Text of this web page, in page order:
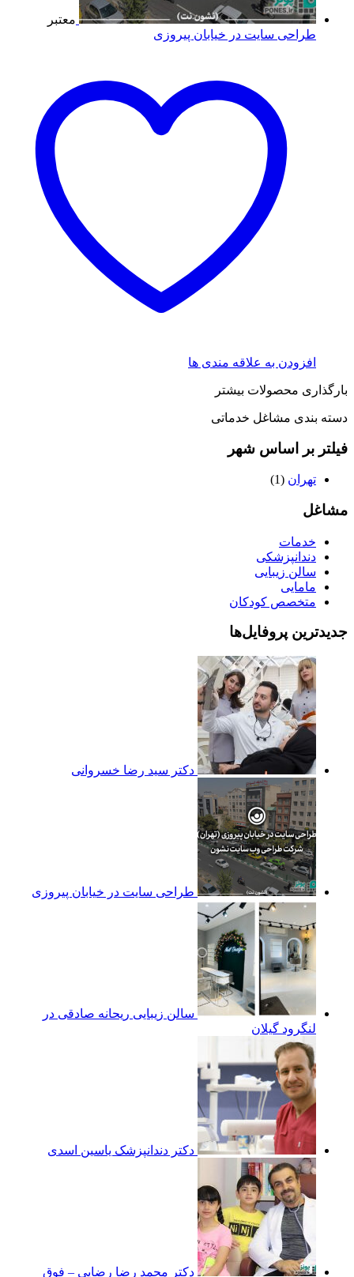
معتبر
طراحی سایت در خیابان پیروزی
افزودن به علاقه مندی ها
بارگذاری محصولات بیشتر
دسته بندی مشاغل خدماتی
فیلتر بر اساس شهر
تهران (1)
مشاغل
خدمات
دندانپزشکی
سالن زیبایی
مامایی
متخصص کودکان
جدیدترین پروفایل‌ها
دکتر سید رضا خسروانی
طراحی سایت در خیابان پیروزی
سالن زیبایی ریحانه صادقی در
لنگرود گیلان
دکتر دندانپزشک یاسین اسدی
دکتر محمد رضا رضایی – فوق